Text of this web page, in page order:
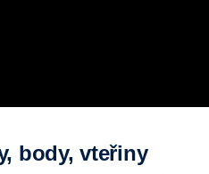
body, vteřiny